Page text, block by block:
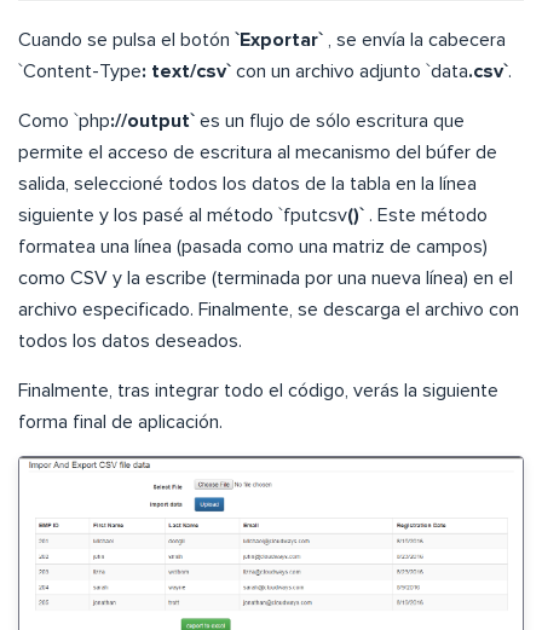
Cuando se pulsa el botón `Exportar`
, se envía la cabecera
`Content-Type: text/csv` con un archivo adjunto `data.csv`.
Como `php://output` es un flujo de sólo escritura que
permite el acceso de escritura al mecanismo del búfer de
salida, seleccioné todos los datos de la tabla en la línea
siguiente y los pasé al método `fputcsv()` . Este método
formatea una línea (pasada como una matriz de campos)
como CSV y la escribe (terminada por una nueva línea) en el
archivo especificado. Finalmente, se descarga el archivo con
todos los datos deseados.
Finalmente, tras integrar todo el código, verás la siguiente
forma final de aplicación.